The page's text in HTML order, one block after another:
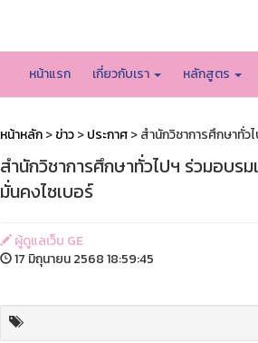
หน้าแรก เกี่ยวกับเรา หลักสูตร
หน้าหลัก>ข่าว>ประกาศ> สำนักวิชาการศึกษาทั่ว
สำนักวิชาการศึกษาทั่วไปฯ ร่วมอบร
มั่นคงไซเบอร์
ผู้ดูแลเว็บ GE
17 มิถุนายน 2568 18:59:45